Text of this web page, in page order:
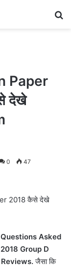
Paper
देखे
0 47
2018 कैसे देखे
Questions Asked
Group D
Reviews.जैसा कि